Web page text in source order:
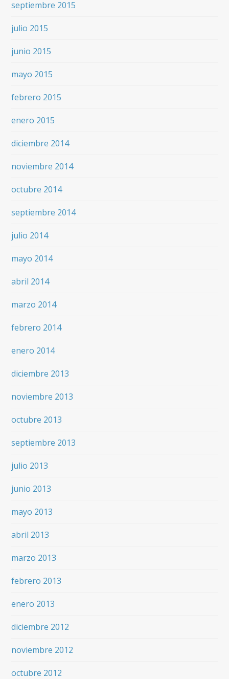
septiembre 2015
julio 2015
junio 2015
mayo 2015
febrero 2015
enero 2015
diciembre 2014
noviembre 2014
octubre 2014
septiembre 2014
julio 2014
mayo 2014
abril 2014
marzo 2014
febrero 2014
enero 2014
diciembre 2013
noviembre 2013
octubre 2013
septiembre 2013
julio 2013
junio 2013
mayo 2013
abril 2013
marzo 2013
febrero 2013
enero 2013
diciembre 2012
noviembre 2012
octubre 2012